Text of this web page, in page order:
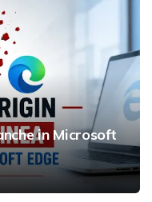
in Microsoft